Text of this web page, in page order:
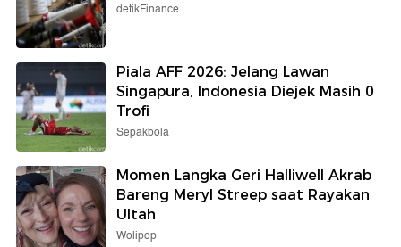
detikFinance
Piala AFF 2026: Jelang Lawan
Singapura, Indonesia Diejek Masih 0
Trofi
Sepakbola
Momen Langka Geri Halliwell Akrab
Bareng Meryl Streep saat Rayakan
Ultah
Wolipop